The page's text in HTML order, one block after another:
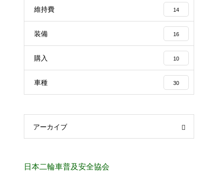
維持費 14
装備 16
購入 10
車種 30
アーカイブ
日本二輪車普及安全協会